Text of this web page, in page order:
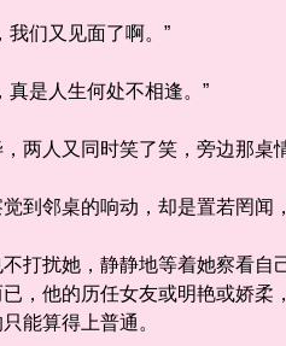
们又见面了啊。”
是人生何处不相逢。”
人又同时笑了笑，旁边那桌
邻桌的响动，却是置若罔闻
扰她，静静地等着她察看自
，他的历任女友或明艳或娇
能算得上普通。